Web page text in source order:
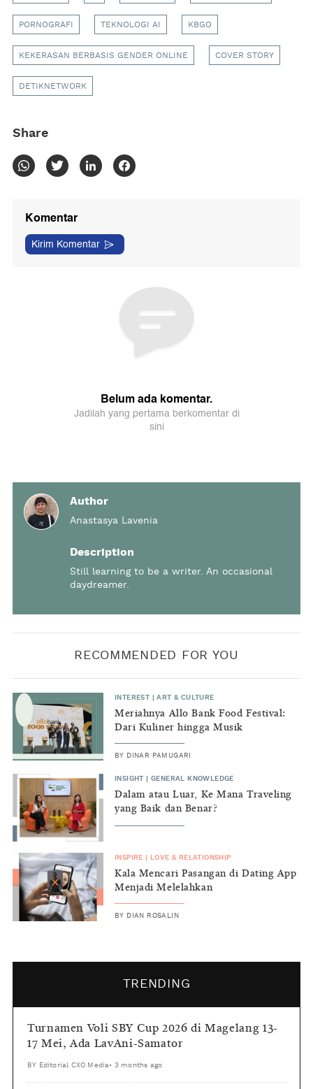
PORNOGRAFI TEKNOLOGI AI KBGO
KEKERASAN BERBASIS GENDER ONLINE COVER STORY
DETIKNETWORK
Share
Author
Anastasya Lavenia
Description
Still learning to be a writer. An occasional
daydreamer.
RECOMMENDED FOR YOU
INTEREST |ART & CULTURE
Meriahnya Allo Bank Food Festival:
Dari Kuliner hingga Musik
BY DINAR PAMUGARI
INSIGHT |GENERAL KNOWLEDGE
Dalam atau Luar, Ke Mana Traveling
yang Baik dan Benar?
INSPIRE LOVE & RELATIONSHIP
Kala Mencari Pasangan di Dating App
Menjadi Melelahkan
BY DIAN ROSALIN
TRENDING
Turnamen Voli SBY Cup 2026 di Magelang 13-
17 Mei, Ada LavAni-Samator
BY Editorial CXO Media• 3 months ago